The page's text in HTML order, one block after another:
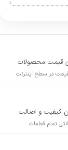
قیمت محصولات
در سطح اینترنت
کیفیت و اصالت
تمام قطعات